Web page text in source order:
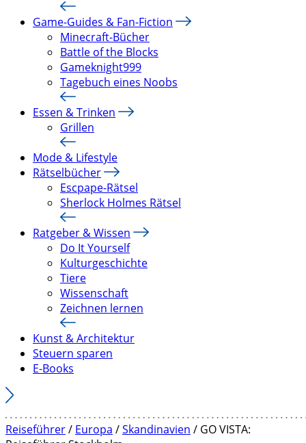
Game-Guides & Fan-Fiction
Minecraft-Bücher
Battle of the Blocks
Gameknight999
Tagebuch eines Noobs
Essen & Trinken
Grillen
Mode & Lifestyle
Rätselbücher
Escpape-Rätsel
Sherlock Holmes Rätsel
Ratgeber & Wissen
Do It Yourself
Kulturgeschichte
Tiere
Wissenschaft
Zeichnen lernen
Kunst & Architektur
Steuern sparen
E-Books
Reiseführer/ Europa /Skandinavien / GO VISTA: